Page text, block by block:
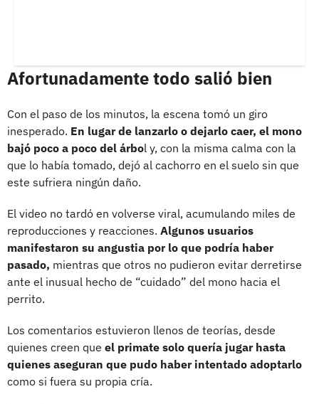
Afortunadamente todo salió bien
Con el paso de los minutos, la escena tomó un giro
inesperado. En lugar de lanzarlo o dejarlo caer, el mono
bajó poco a poco del árbol y, con la misma calma con la
que lo había tomado, dejó al cachorro en el suelo sin que
este sufriera ningún daño.
El video no tardó en volverse viral, acumulando miles de
reproducciones y reacciones. Algunos usuarios
manifestaron su angustia por lo que podría haber
pasado, mientras que otros no pudieron evitar derretirse
ante el inusual hecho de “cuidado” del mono hacia el
perrito.
Los comentarios estuvieron llenos de teorías, desde
quienes creen que el primate solo quería jugar hasta
quienes aseguran que pudo haber intentado adoptarlo
como si fuera su propia cría.